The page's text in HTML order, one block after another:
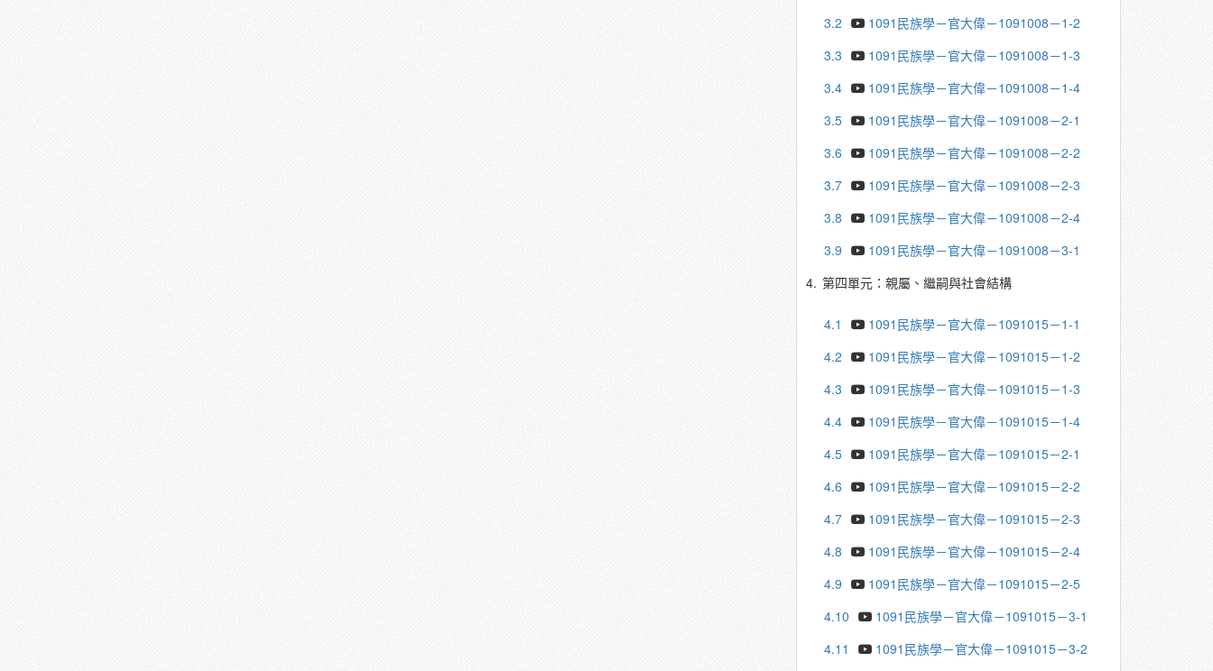
3.2
1091民族學－官大偉－1091008－1-2
3.3
1091民族學－官大偉－1091008－1-3
3.4
1091民族學－官大偉－1091008－1-4
3.5
1091民族學－官大偉－1091008－2-1
3.6
1091民族學－官大偉－1091008－2-2
3.7
1091民族學－官大偉－1091008－2-3
3.8
1091民族學－官大偉－1091008－2-4
3.9
1091民族學－官大偉－1091008－3-1
4. 第四單元：親屬、繼嗣與社會結構
4.1
1091民族學－官大偉－1091015－1-1
4.2
1091民族學－官大偉－1091015－1-2
4.3
1091民族學－官大偉－1091015－1-3
4.4
1091民族學－官大偉－1091015－1-4
4.5
1091民族學－官大偉－1091015－2-1
4.6
1091民族學－官大偉－1091015－2-2
4.7
1091民族學－官大偉－1091015－2-3
4.8
1091民族學－官大偉－1091015－2-4
4.9
1091民族學－官大偉－1091015－2-5
4.10
1091民族學－官大偉－1091015－3-1
4.11
1091民族學－官大偉－1091015－3-2